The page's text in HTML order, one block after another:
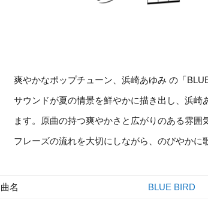
爽やかなポップチューン、浜崎あゆみ の「
サウンドが夏の情景を鮮やかに描き出し、浜
ます。原曲の持つ爽やかさと広がりのある雰囲
フレーズの流れを大切にしながら、のびやかに
曲名 BLUE BIRD